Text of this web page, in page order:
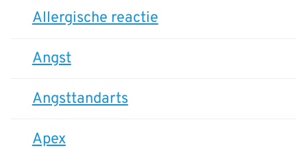
Allergische reactie
Angst
Angsttandarts
Apex